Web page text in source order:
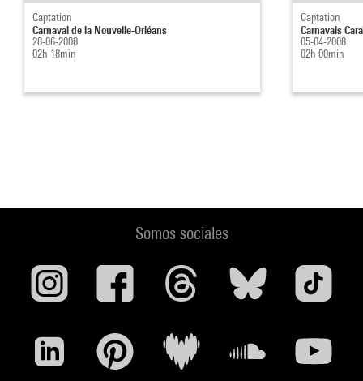
Captation
Carnaval de la Nouvelle-Orléans
28-06-2008
02h 18min
Captation
Carnavals
05-04-2008
02h 00min
Somos sociales